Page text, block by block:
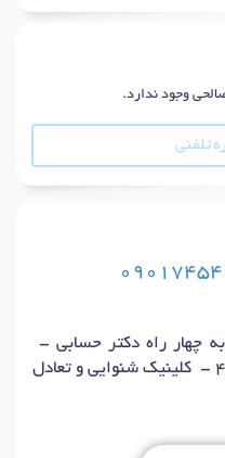
وجود ندارد.
تلفنی
چهار راه دکتر حسابی -
ساختمان پزشکان سپند - طبقه 4 - کلینیک شنوایی و تعادل